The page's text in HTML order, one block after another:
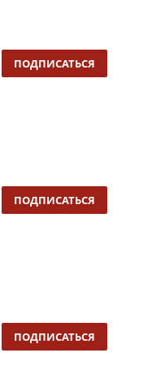
ПОДПИСАТЬСЯ
ПОДПИСАТЬСЯ
ПОДПИСАТЬСЯ